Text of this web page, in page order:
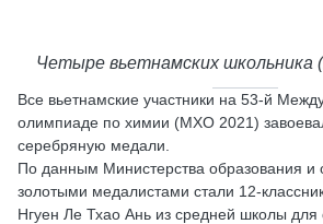
Четыре вьетнамских школьника
Все вьетнамские участники на 53-й
олимпиаде по химии (МХО 2021)
серебряную медали.
По данным Министерства образования и
золотыми медалистами стали 12-
Нгуен Ле Тхао Ань из средней школы